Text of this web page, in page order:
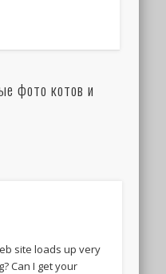
фото котов и
site loads up very
Can I get your